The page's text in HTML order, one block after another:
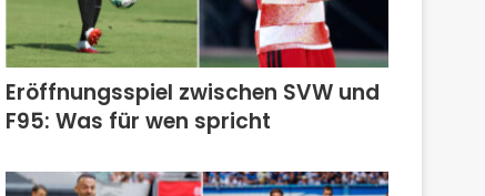
Eröffnungsspiel zwischen SVW und
F95: Was für wen spricht